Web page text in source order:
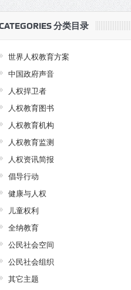
分类目录
世界人权教育方案
中国政府声音
人权捍卫者
人权教育图书
人权教育机构
人权教育监测
人权资讯简报
倡导行动
健康与人权
儿童权利
全纳教育
公民社会空间
公民社会组织
其它主题